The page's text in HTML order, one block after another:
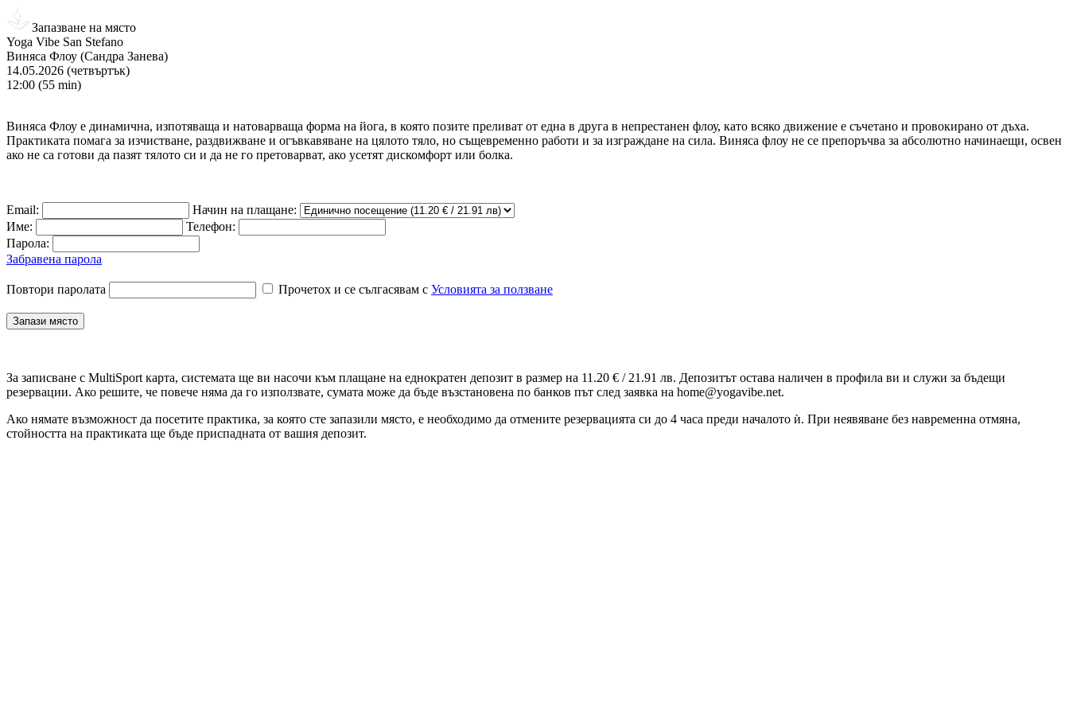
Запазване на място
Yoga Vibe San Stefano
Виняса Флоу (Сандра Занева)
14.05.2026 (четвъртък)
12:00 (55 min)
Виняса Флоу е динамична, изпотяваща и натоварваща форма на йога, в която позите преливат от една в друга в непрестанен флоу, като всяко движение е съчетано и провокирано от дъха.
Практиката помага за изчистване, раздвижване и огъвкавяване на цялото тяло, но същевременно работи и за изграждане на сила. Виняса флоу не се препоръчва за абсолютно начинаещи, освен
ако не са готови да пазят тялото си и да не го претоварват, ако усетят дискомфорт или болка.
Email:
Начин на плащане:
Име:
Телефон:
Парола:
Забравена парола
Повтори паролата Прочетох и се сългасявам с Условията за ползване
За записване с MultiSport карта, системата ще ви насочи към плащане на еднократен депозит в размер на 11.20 € / 21.91 лв. Депозитът остава наличен в профила ви и служи за бъдещи
резервации. Ако решите, че повече няма да го използвате, сумата може да бъде възстановена по банков път след заявка на home@yogavibe.net.
Ако нямате възможност да посетите практика, за която сте запазили място, е необходимо да отмените резервацията си до 4 часа преди началото ѝ. При неявяване без навременна отмяна,
стойността на практиката ще бъде приспадната от вашия депозит.